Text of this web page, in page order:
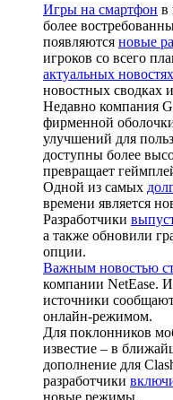
Игры на смартфон в
более
появляются новые
игроков со всего
актуальных
новостных сводках
Недавно компания
фирменной
улучшений для
доступны более
превращает
Одной из самых
времени является
Разработчики
а также обновили
опции.
Важным новостью
компании NetEase.
источники
онлайн-режимом.
Для поклонников
известие – в
дополнение для
разработчики
новые режимы.